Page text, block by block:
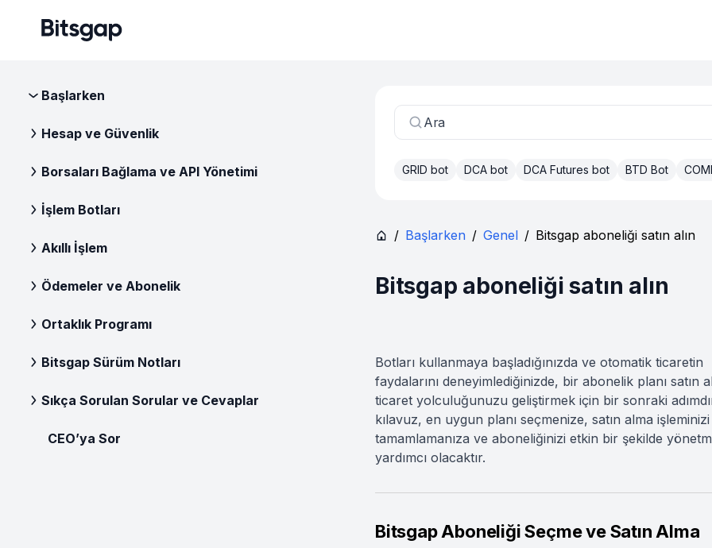
Başlarken
Hesap ve Güvenlik
Borsaları Bağlama ve API Yönetimi
İşlem Botları
Akıllı İşlem
Ödemeler ve Abonelik
Ortaklık Programı
Bitsgap Sürüm Notları
Sıkça Sorulan Sorular ve Cevaplar
CEO’ya Sor
Ara
GRID bot DCA bot DCA Futures bot BTD Bot
/ Başlarken / Genel / Bitsgap aboneliği satın alın
Bitsgap aboneliği satın alın
Botları kullanmaya başladığınızda ve otomatik ticaretin
faydalarını deneyimlediğinizde, bir abonelik planı satın
ticaret yolculuğunuzu geliştirmek için bir sonraki
kılavuz, en uygun planı seçmenize, satın alma işleminizi
tamamlamanıza ve aboneliğinizi etkin bir şekilde
yardımcı olacaktır.
Bitsgap Aboneliği Seçme ve Satın Alma